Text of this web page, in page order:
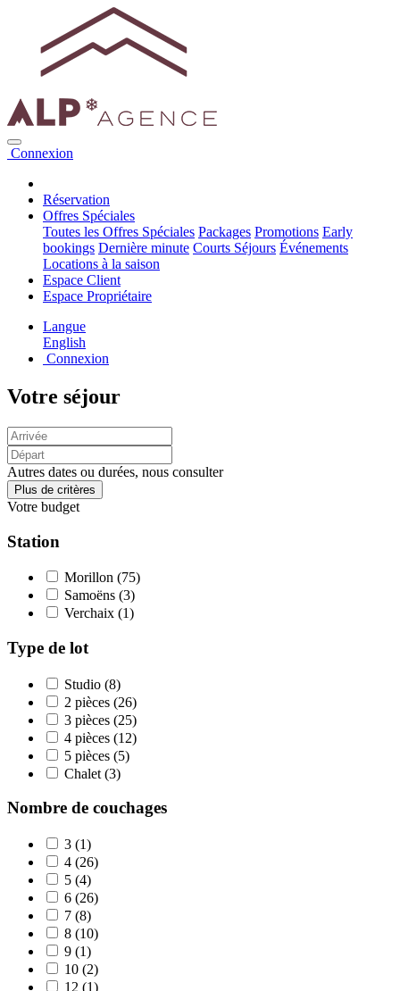
Connexion
Réservation
Offres Spéciales
Toutes les Offres Spéciales Packages Promotions Early
bookings Dernière minute Courts Séjours Événements
Locations à la saison
Espace Client
Espace Propriétaire
Langue
English
Connexion
Votre séjour
Autres dates ou durées, nous consulter
Plus de critères
Votre budget
Station
Morillon (75)
Samoëns (3)
Verchaix (1)
Type de lot
Studio (8)
2 pièces (26)
3 pièces (25)
4 pièces (12)
5 pièces (5)
Chalet (3)
Nombre de couchages
3 (1)
4 (26)
5 (4)
6 (26)
7 (8)
8 (10)
9 (1)
10 (2)
12 (1)